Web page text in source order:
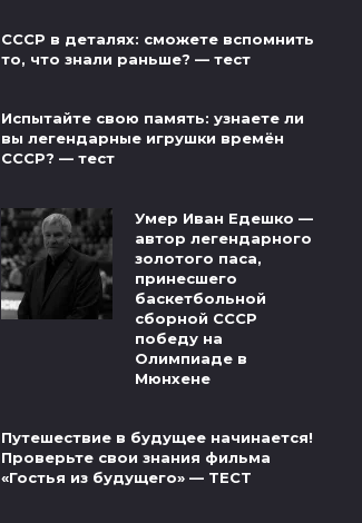
СССР в деталях: сможете вспомнить
то, что знали раньше? — тест
Испытайте свою память: узнаете ли
вы легендарные игрушки времён
СССР? — тест
Умер Иван Едешко —
автор легендарного
золотого паса,
принесшего
баскетбольной
сборной СССР
победу на
Олимпиаде в
Мюнхене
Путешествие в будущее начинается!
Проверьте свои знания фильма
«Гостья из будущего» — ТЕСТ